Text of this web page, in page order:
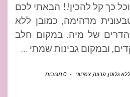
כך קל להכין!! הבאתי לכם
מדהימה, כמובן ללא
של מיה. במקום חלב
ובמקום גבינות שמתי …
ללא גלוטן פרווה צמחוני - 0 תגובות